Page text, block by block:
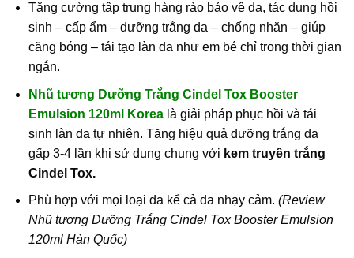
Tăng cường tập trung hàng rào bảo vệ da, tác dụng hồi
sinh – cấp ẩm – dưỡng trắng da – chống nhăn – giúp
căng bóng – tái tạo làn da như em bé chỉ trong thời gian
ngắn.
Nhũ tương Dưỡng Trắng Cindel Tox Booster
Emulsion 120ml Korealà giải pháp phục hồi và tái
sinh làn da tự nhiên. Tăng hiệu quả dưỡng trắng da
gấp 3-4 lần khi sử dụng chung với kem truyền trắng
Cindel Tox.
Phù hợp với mọi loại da kể cả da nhạy cảm. (Review
Nhũ tương Dưỡng Trắng Cindel Tox Booster Emulsion
120ml Hàn Quốc)